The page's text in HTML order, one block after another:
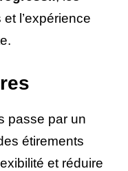
l’expérience
passe par un
étirements
et réduire